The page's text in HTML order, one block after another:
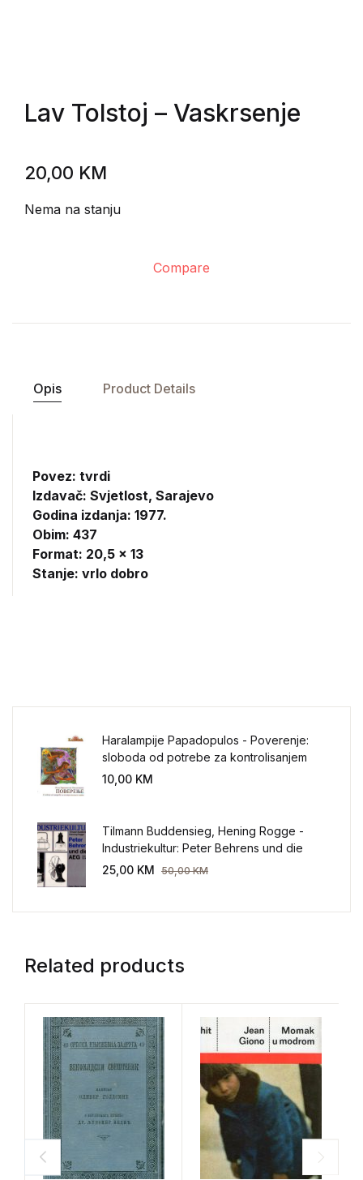
Lav Tolstoj – Vaskrsenje
20,00 KM
Nema na stanju
Compare
Opis Product Details
Povez: tvrdi
Izdavač: Svjetlost, Sarajevo
Godina izdanja: 1977.
Obim: 437
Format: 20,5 x 13
Stanje: vrlo dobro
Haralampije Papadopulos - Poverenje:
sloboda od potrebe za kontrolisanjem
sveta
10,00 KM
Tilmann Buddensieg, Hening Rogge -
Industriekultur: Peter Behrens und die
AEG 1907-1914.
25,00 KM 50,00KM
Related products